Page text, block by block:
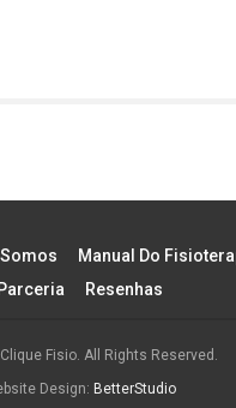
Manual Do
Parceria
Resenhas
Fisio. All Rights Reserved.
Design: BetterStudio